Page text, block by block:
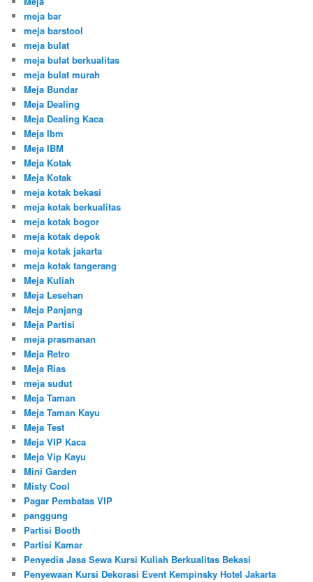
meja bar
meja barstool
meja bulat
meja bulat berkualitas
meja bulat murah
Meja Bundar
Meja Dealing
Meja Dealing Kaca
Meja Ibm
Meja IBM
Meja Kotak
Meja Kotak
meja kotak bekasi
meja kotak berkualitas
meja kotak bogor
meja kotak depok
meja kotak jakarta
meja kotak tangerang
Meja Kuliah
Meja Lesehan
Meja Panjang
Meja Partisi
meja prasmanan
Meja Retro
Meja Rias
meja sudut
Meja Taman
Meja Taman Kayu
Meja Test
Meja VIP Kaca
Meja Vip Kayu
Mini Garden
Misty Cool
Pagar Pembatas VIP
panggung
Partisi Booth
Partisi Kamar
Penyedia Jasa Sewa Kursi Kuliah Berkualitas Bekasi
Penyewaan Kursi Dekorasi Event Kempinsky Hotel Jakarta